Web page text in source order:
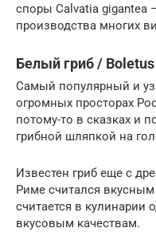
споры Calvatia gigantea
производства многих
Белый гриб /
Самый популярный и
огромных просторах
потому-то в сказках и
грибной шляпкой на
Известен гриб еще с
Риме считался вкусным
считается в
вкусовым качествам.